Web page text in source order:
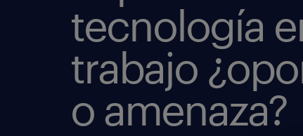
tecnología
trabajo
o amenaza?